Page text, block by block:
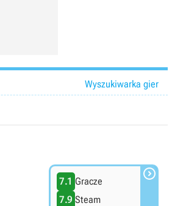
Wyszukiwarka gier
7.1 Gracze
7.9 Steam
